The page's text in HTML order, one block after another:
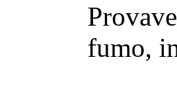
fumo,